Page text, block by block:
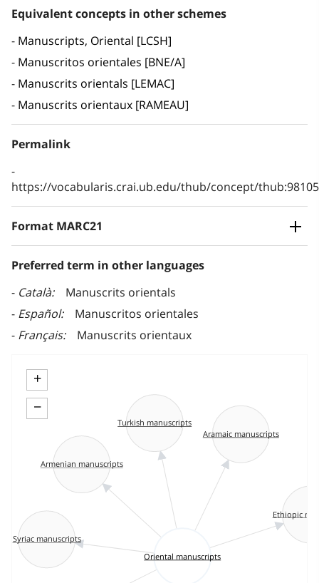
Equivalent concepts in other schemes
Manuscripts, Oriental [LCSH]
Manuscritos orientales [BNE/A]
Manuscrits orientals [LEMAC]
Manuscrits orientaux [RAMEAU]
Permalink
https://vocabularis.crai.ub.edu/thub/concept/
Format MARC21
Preferred term in other languages
Català
Manuscrits orientals
Español
Manuscritos orientales
Français
Manuscrits orientaux
+
−
Syriac manuscripts
Aramaic manuscripts
Oriental manuscripts
Ethiopic
Turkish manuscripts
Armenian manuscripts